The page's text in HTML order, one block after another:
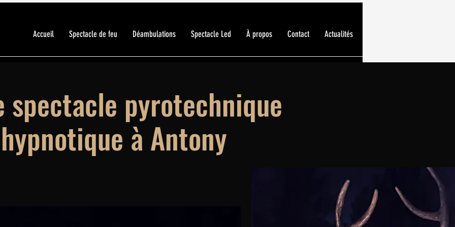
Accueil Spectacle de feu Déambulations Spectacle Led À propos Contact Actualités
spectacle pyrotechnique
hypnotique à Antony